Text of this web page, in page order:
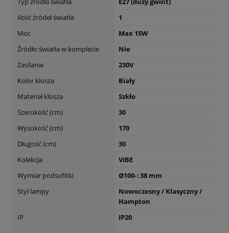
Ilość źródeł światła
1
Moc
Max 15W
Źródło światła w komplecie
Nie
Zasilanie
230V
Kolor klosza
Biały
Materiał klosza
Szkło
Szerokość (cm)
30
Wysokość (cm)
170
Długość (cm)
30
Kolekcja
VIBE
Wymiar podsufitki
Ø100-↕38 mm
Styl lampy
Nowoczesny / Klasyczny /
Hampton
IP
IP20